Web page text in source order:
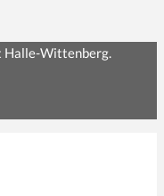
Halle-Wittenberg.